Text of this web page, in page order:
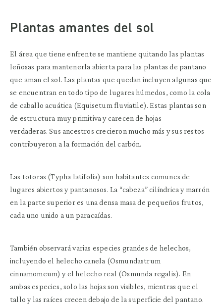
Plantas amantes del sol
El área que tiene enfrente se mantiene quitando las plantas
leñosas para mantenerla abierta para las plantas de pantano
que aman el sol. Las plantas que quedan incluyen algunas que
se encuentran en todo tipo de lugares húmedos, como la cola
de caballo acuática (Equisetum fluviatile). Estas plantas son
de estructura muy primitiva y carecen de hojas
verdaderas. Sus ancestros crecieron mucho más y sus restos
contribuyeron a la formación del carbón.
Las totoras (Typha latifolia) son habitantes comunes de
lugares abiertos y pantanosos. La “cabeza” cilíndrica y marrón
en la parte superior es una densa masa de pequeños frutos,
cada uno unido a un paracaídas.
También observará varias especies grandes de helechos,
incluyendo el helecho canela (Osmundastrum
cinnamomeum) y el helecho real (Osmunda regalis). En
ambas especies, solo las hojas son visibles, mientras que el
tallo y las raíces crecen debajo de la superficie del pantano.